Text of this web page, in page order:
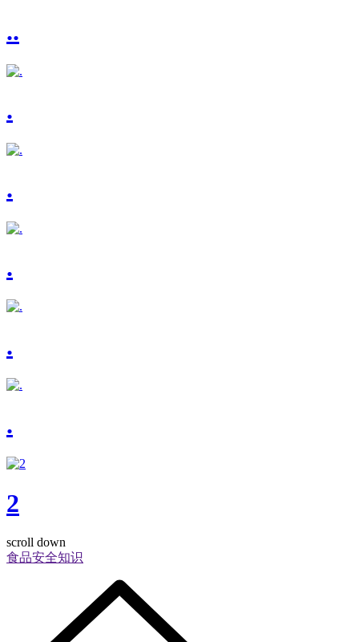
..
.
.
.
.
.
2
scroll down
食品安全知识